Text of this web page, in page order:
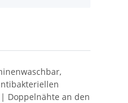
Doppelnähte an den